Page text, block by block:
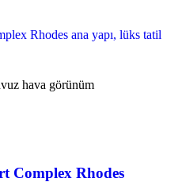
Complex Rhodes